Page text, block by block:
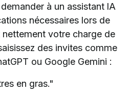
à un assistant IA
nécessaires lors de
votre charge de
des invites comme
ou Google Gemini :
en gras."